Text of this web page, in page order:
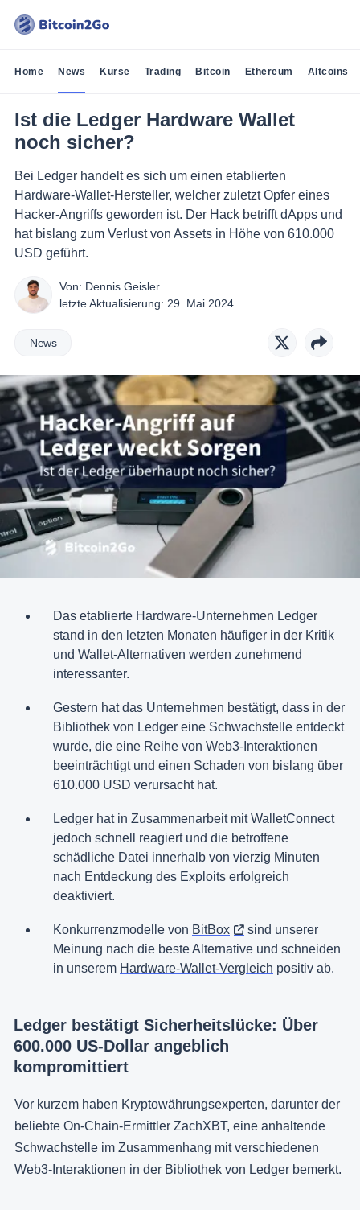
Home News Kurse Trading Bitcoin Ethereum Altcoins
Ist die Ledger Hardware Wallet
noch sicher?
Bei Ledger handelt es sich um einen etablierten
Hardware-Wallet-Hersteller, welcher zuletzt Opfer eines
Hacker-Angriffs geworden ist. Der Hack betrifft dApps und
hat bislang zum Verlust von Assets in Höhe von 610.000
USD geführt.
Von: Dennis Geisler
letzte Aktualisierung: 29. Mai 2024
News
Das etablierte Hardware-Unternehmen Ledger
stand in den letzten Monaten häufiger in der Kritik
und Wallet-Alternativen werden zunehmend
interessanter.
Gestern hat das Unternehmen bestätigt, dass in der
Bibliothek von Ledger eine Schwachstelle entdeckt
wurde, die eine Reihe von Web3-Interaktionen
beeinträchtigt und einen Schaden von bislang über
610.000 USD verursacht hat.
Ledger hat in Zusammenarbeit mit WalletConnect
jedoch schnell reagiert und die betroffene
schädliche Datei innerhalb von vierzig Minuten
nach Entdeckung des Exploits erfolgreich
deaktiviert.
Konkurrenzmodelle von BitBox
sind unserer
Meinung nach die beste Alternative und schneiden
in unserem Hardware-Wallet-Vergleich positiv ab.
Ledger bestätigt Sicherheitslücke: Über
600.000 US-Dollar angeblich
kompromittiert
Vor kurzem haben Kryptowährungsexperten, darunter der
beliebte On-Chain-Ermittler ZachXBT, eine anhaltende
Schwachstelle im Zusammenhang mit verschiedenen
Web3-Interaktionen in der Bibliothek von Ledger bemerkt.